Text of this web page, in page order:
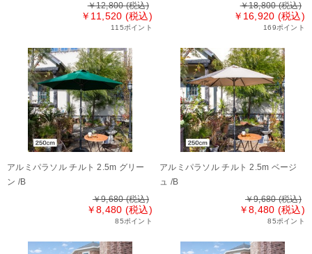
￥12,800(税込)
￥11,520 (税込)
115ポイント
￥18,800(税込)
￥16,920 (税込)
169ポイント
アルミパラソル チルト 2.5m グリー
ン /B
￥9,680(税込)
￥8,480 (税込)
85ポイント
アルミパラソル チルト 2.5m ベージ
ュ /B
￥9,680(税込)
￥8,480 (税込)
85ポイント